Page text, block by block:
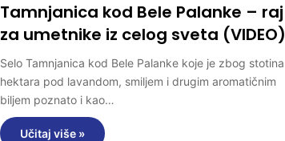
Tamnjanica kod Bele Palanke – raj
za umetnike iz celog sveta (VIDEO)
Selo Tamnjanica kod Bele Palanke koje je zbog stotina
hektara pod lavandom, smiljem i drugim aromatičnim
biljem poznato i kao…
Učitaj više »